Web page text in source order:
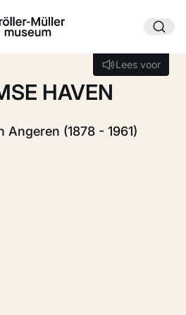
Lees voor
Lees voor
HAVEN
(1878 - 1961)